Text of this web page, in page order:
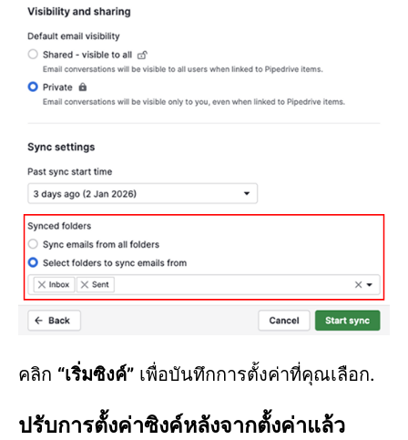
คลิก “เริ่มซิงค์” เพื่อบันทึกการตั้งค่าที่คุณเลือก.
ปรับการตั้งค่าซิงค์หลังจากตั้งค่าแล้ว